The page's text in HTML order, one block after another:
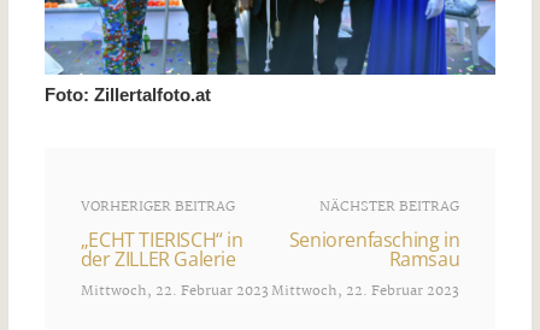
Foto: Zillertalfoto.at
VORHERIGER BEITRAG
„ECHT TIERISCH“ in
der ZILLER Galerie
Mittwoch, 22. Februar 2023
NÄCHSTER BEITRAG
Seniorenfasching in
Ramsau
Mittwoch, 22. Februar 2023